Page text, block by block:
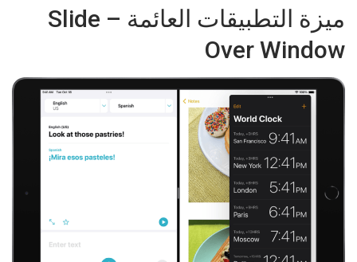
ميزة التطبيقات العائمة – Slide
Over Window